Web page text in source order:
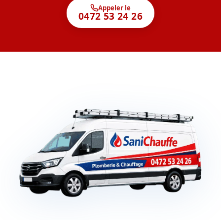
Appeler le
0472 53 24 26